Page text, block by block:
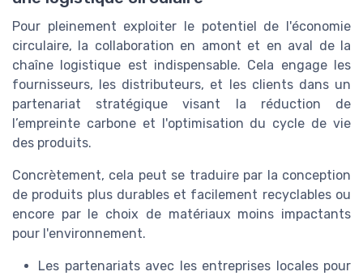
Pour pleinement exploiter le potentiel de l'économie
circulaire, la collaboration en amont et en aval de la
chaîne logistique est indispensable. Cela engage les
fournisseurs, les distributeurs, et les clients dans un
partenariat stratégique visant la réduction de
l’empreinte carbone et l'optimisation du cycle de vie
des produits.
Concrètement, cela peut se traduire par la conception
de produits plus durables et facilement recyclables ou
encore par le choix de matériaux moins impactants
pour l'environnement.
Les partenariats avec les entreprises locales pour